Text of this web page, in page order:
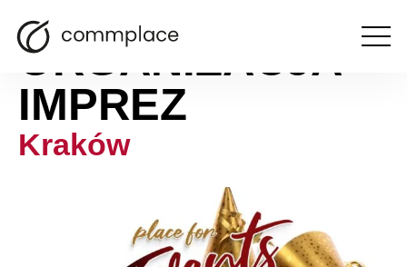
ORGANIZACJA
IMPREZ
Kraków